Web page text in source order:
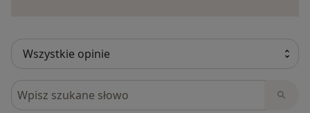
Szukaj w opiniach